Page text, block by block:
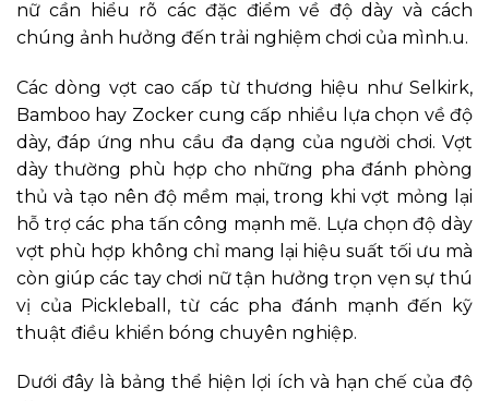
nữ cần hiểu rõ các đặc điểm về độ dày và cách
chúng ảnh hưởng đến trải nghiệm chơi của mình.u.
Các dòng vợt cao cấp từ thương hiệu như Selkirk,
Bamboo hay Zocker cung cấp nhiều lựa chọn về độ
dày, đáp ứng nhu cầu đa dạng của người chơi. Vợt
dày thường phù hợp cho những pha đánh phòng
thủ và tạo nên độ mềm mại, trong khi vợt mỏng lại
hỗ trợ các pha tấn công mạnh mẽ. Lựa chọn độ dày
vợt phù hợp không chỉ mang lại hiệu suất tối ưu mà
còn giúp các tay chơi nữ tận hưởng trọn vẹn sự thú
vị của Pickleball, từ các pha đánh mạnh đến kỹ
thuật điều khiển bóng chuyên nghiệp.
Dưới đây là bảng thể hiện lợi ích và hạn chế của độ